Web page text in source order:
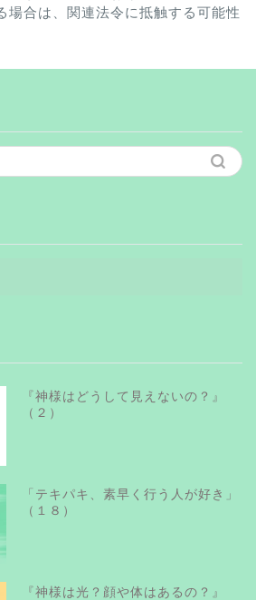
場合は、関連法令に抵触する可能性
『神様はどうして見えないの？』
（２）
「テキパキ、素早く行う人が好き」
（１８）
『神様は光？顔や体はあるの？』